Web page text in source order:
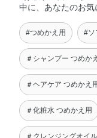
中に、あなたのお気
#つめかえ用 #ソ
＃シャンプー つめか
＃ヘアケア つめかえ
＃化粧水 つめかえ用
＃クレンジングオイ